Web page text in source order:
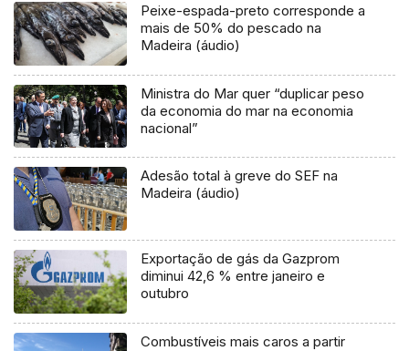
Peixe-espada-preto corresponde a
mais de 50% do pescado na
Madeira (áudio)
Ministra do Mar quer “duplicar peso
da economia do mar na economia
nacional”
Adesão total à greve do SEF na
Madeira (áudio)
Exportação de gás da Gazprom
diminui 42,6 % entre janeiro e
outubro
Combustíveis mais caros a partir